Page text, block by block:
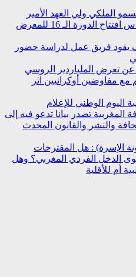
الملكي ولي العهد الأمير
مولاي الحسن يترأس بمكناس افتتاح الدورة الـ 16 للمعرض
فريق عمل لدراسة حضور
عن تعرض الملياردير الروسي
مفاوضين أوكرانيين اثر
اليوم الوطني للإعلام
المغربية تصدر بيانا تدعو فيه إلى
والنشر والقانون المحدث
الإسرة) : هل المقترحات
الدخل الفردي المغربي؟ وهل
أم للأقلية